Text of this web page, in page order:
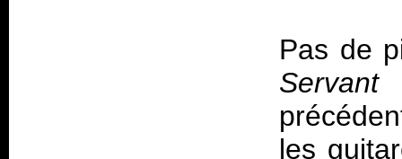
Pas de
les